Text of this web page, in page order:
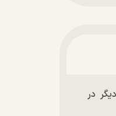
در